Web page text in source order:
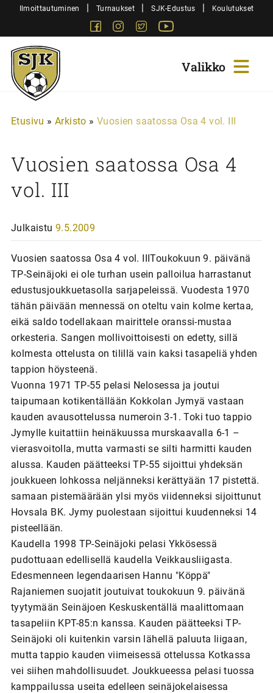
SiirryIlmoittautuminen | Turnaukset | SJK-Edustus | Koulutukset
FacebookInstagram
Twitter
Sjk-
Juniorit
Etusivu » Arkisto » Vuosien saatossa Osa 4 vol. III
Vuosien saatossa Osa 4
vol. III
Julkaistu 9.5.2009
Vuosien saatossa Osa 4 vol. IIIToukokuun 9. päivänä
TP-Seinäjoki ei ole turhan usein palloilua harrastanut
edustusjoukkuetasolla sarjapeleissä. Vuodesta 1970
tähän päivään mennessä on oteltu vain kolme kertaa,
eikä saldo todellakaan mairittele oranssi-mustaa
orkesteria. Sangen mollivoittoisesti on edetty, sillä
kolmesta ottelusta on tilillä vain kaksi tasapeliä yhden
tappion höysteenä.
Vuonna 1971 TP-55 pelasi Nelosessa ja joutui
taipumaan kotikentällään Kokkolan Jymyä vastaan
kauden avausottelussa numeroin 3-1. Toki tuo tappio
Jymylle kuitattiin heinäkuussa murskaavalla 6-1 –
vierasvoitolla, mutta varmasti se silti harmitti kauden
alussa. Kauden päätteeksi TP-55 sijoittui yhdeksän
joukkueen lohkossa neljänneksi kerättyään 17 pistettä.
samaan pistemäärään ylsi myös viidenneksi sijoittunut
Hovsala BK. Jymy puolestaan sijoittui kuudenneksi 14
pisteellään.
Kaudella 1998 TP-Seinäjoki pelasi Ykkösessä
pudottuaan edellisellä kaudella Veikkausliigasta.
Edesmenneen legendaarisen Hannu "Köppä"
Rajaniemen suojatit joutuivat toukokuun 9. päivänä
tyytymään Seinäjoen Keskuskentällä maalittomaan
tasapeliin KPT-85:n kanssa. Kauden päätteeksi TP-
Seinäjoki oli kuitenkin varsin lähellä paluuta liigaan,
mutta tappio kauden viimeisessä ottelussa Kotkassa
vei siihen mahdollisuudet. Joukkueessa pelasi tuossa
kamppailussa useita edelleen seinäjokelaisessa